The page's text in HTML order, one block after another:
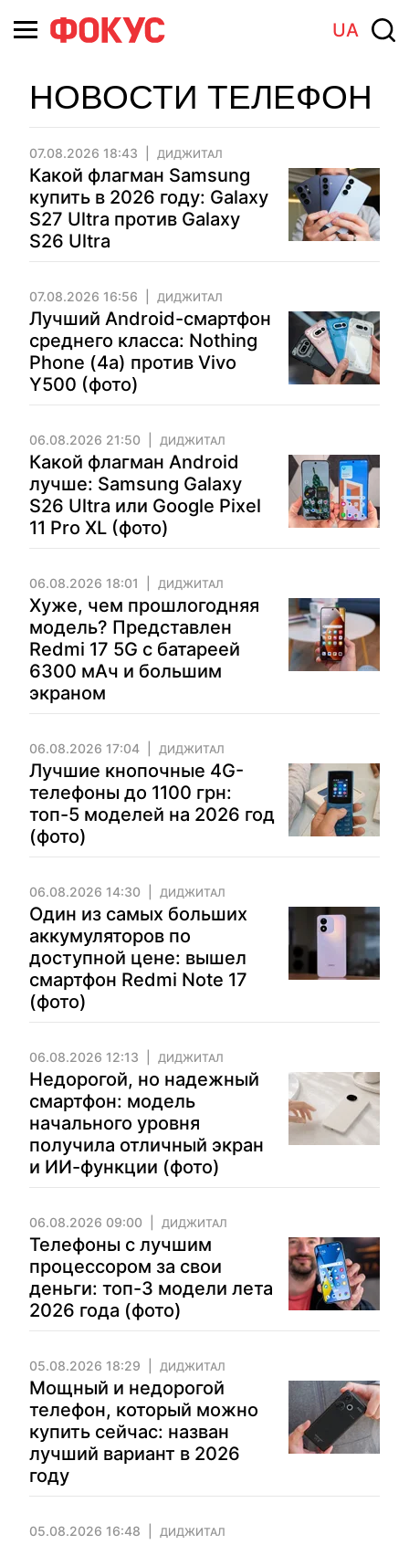
UA
НОВОСТИ ТЕЛЕФОН
07.08.2026 18:43 ДИДЖИТАЛ
Какой флагман Samsung
купить в 2026 году: Galaxy
S27 Ultra против Galaxy
S26 Ultra
07.08.2026 16:56 ДИДЖИТАЛ
Лучший Android-смартфон
среднего класса: Nothing
Phone (4a) против Vivo
Y500 (фото)
06.08.2026 21:50 ДИДЖИТАЛ
Какой флагман Android
лучше: Samsung Galaxy
S26 Ultra или Google Pixel
11 Pro XL (фото)
06.08.2026 18:01 ДИДЖИТАЛ
Хуже, чем прошлогодняя
модель? Представлен
Redmi 17 5G с батареей
6300 мАч и большим
экраном
06.08.2026 17:04 ДИДЖИТАЛ
Лучшие кнопочные 4G-
телефоны до 1100 грн:
топ-5 моделей на 2026 год
(фото)
06.08.2026 14:30 ДИДЖИТАЛ
Один из самых больших
аккумуляторов по
доступной цене: вышел
смартфон Redmi Note 17
(фото)
06.08.2026 12:13 ДИДЖИТАЛ
Недорогой, но надежный
смартфон: модель
начального уровня
получила отличный экран
и ИИ-функции (фото)
06.08.2026 09:00 ДИДЖИТАЛ
Телефоны с лучшим
процессором за свои
деньги: топ-3 модели лета
2026 года (фото)
05.08.2026 18:29 ДИДЖИТАЛ
Мощный и недорогой
телефон, который можно
купить сейчас: назван
лучший вариант в 2026
году
05.08.2026 16:48 ДИДЖИТАЛ